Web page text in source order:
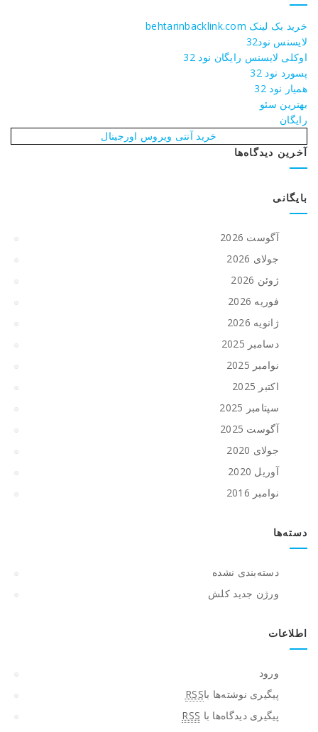
خرید بک لینک behtarinbacklink.com
لایسنس نود32
اوکلی لایسنس رایگان نود 32
پسورد نود 32
همیار نود 32
بهترین سئو
رایگان
خرید آنتی ویروس اورجینال
آخرین دیدگاه‌ها
بایگانی
آگوست 2026
جولای 2026
ژوئن 2026
فوریه 2026
ژانویه 2026
دسامبر 2025
نوامبر 2025
اکتبر 2025
سپتامبر 2025
آگوست 2025
جولای 2020
آوریل 2020
نوامبر 2016
دسته‌ها
دسته‌بندی نشده
ورژن جدید کلش
اطلاعات
ورود
پیگیری نوشته‌ها باRSS
پیگیری دیدگاه‌ها با RSS